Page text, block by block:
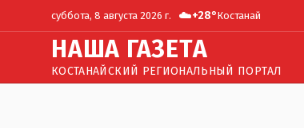
суббота, 8 августа 2026 г. ☁️+28°Костанай
НАША ГАЗЕТА
КОСТАНАЙСКИЙ РЕГИОНАЛЬНЫЙ ПОРТАЛ